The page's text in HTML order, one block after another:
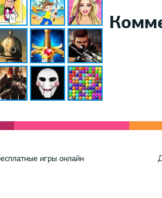
игры онлайн